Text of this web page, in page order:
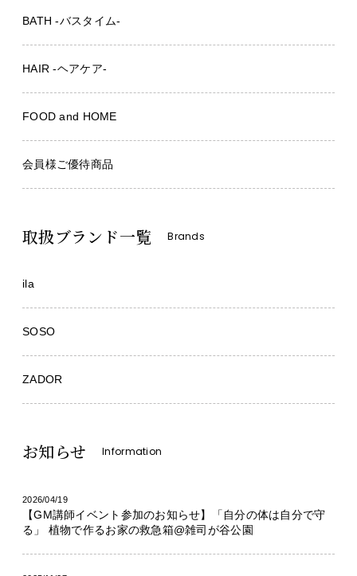
BATH -バスタイム-
HAIR -ヘアケア-
FOOD and HOME
会員様ご優待商品
取扱ブランド一覧 Brands
ila
SOSO
ZADOR
お知らせ Information
2026/04/19
【GM講師イベント参加のお知らせ】「自分の体は自分で守
る」 植物で作るお家の救急箱@雑司が谷公園